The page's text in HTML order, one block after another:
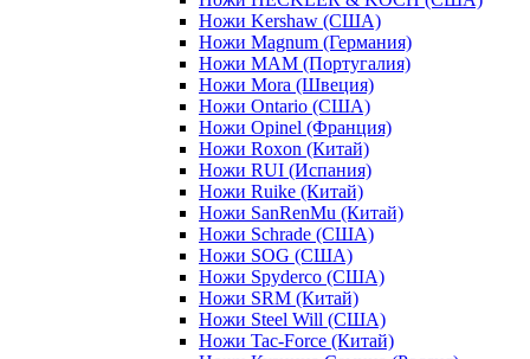
Ножи Kershaw (США)
Ножи Magnum (Германия)
Ножи MAM (Португалия)
Ножи Mora (Швеция)
Ножи Ontario (США)
Ножи Opinel (Франция)
Ножи Roxon (Китай)
Ножи RUI (Испания)
Ножи Ruike (Китай)
Ножи SanRenMu (Китай)
Ножи Schrade (США)
Ножи SOG (США)
Ножи Spyderco (США)
Ножи SRM (Китай)
Ножи Steel Will (США)
Ножи Tac-Force (Китай)